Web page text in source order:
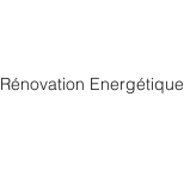
Rénovation Energétique